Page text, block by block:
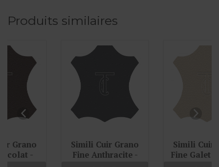
Produits similaires
Simili Cuir Grano
Fine Anthracite -
Simili Cuir Grano
Fine Galet - W0502